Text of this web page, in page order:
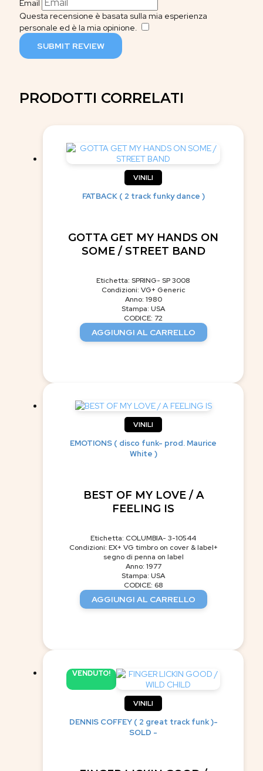
Email
Questa recensione è basata sulla mia esperienza
personale ed è la mia opinione.
SUBMIT REVIEW
PRODOTTI CORRELATI
VINILI
FATBACK ( 2 track funky dance )
GOTTA GET MY HANDS ON
SOME / STREET BAND
Etichetta: SPRING- SP 3008
Condizioni: VG+ Generic
Anno: 1980
Stampa: USA
CODICE: 72
AGGIUNGI AL CARRELLO
VINILI
EMOTIONS ( disco funk- prod. Maurice
White )
BEST OF MY LOVE / A
FEELING IS
Etichetta: COLUMBIA- 3-10544
Condizioni: EX+ VG timbro on cover & label+
segno di penna on label
Anno: 1977
Stampa: USA
CODICE: 68
AGGIUNGI AL CARRELLO
VENDUTO!
VINILI
DENNIS COFFEY ( 2 great track funk )-
SOLD -